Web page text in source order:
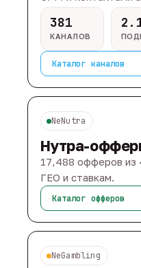
381
КАНАЛОВ
Каталог каналов
NeNutra
Нутра-
17,488 офферов из
ГЕО и ставкам.
Каталог офферов
NeGambling